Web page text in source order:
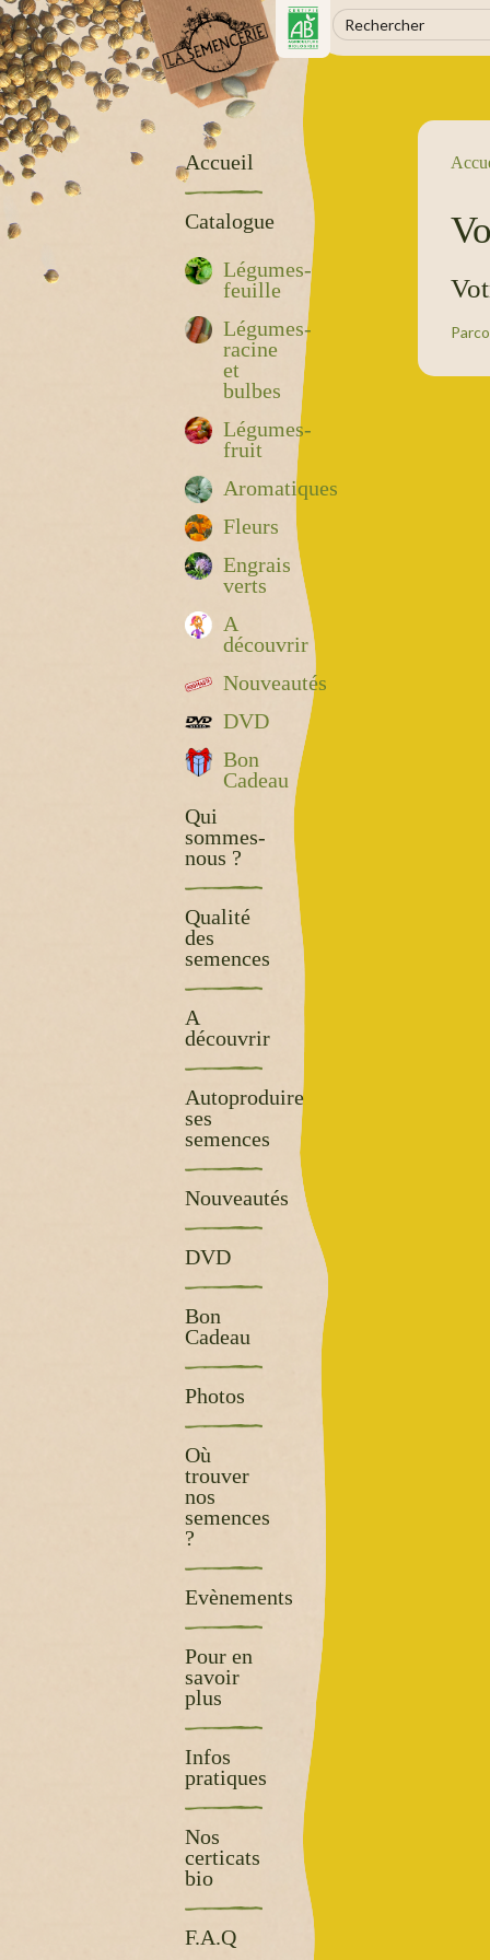
Accueil
Catalogue
Légumes-
feuille
Légumes-
racine
et
bulbes
Légumes-
fruit
Aromatiques
Fleurs
Engrais
verts
A
découvrir
Nouveautés
DVD
Bon
Cadeau
Qui
sommes-
nous ?
Qualité
des
semences
A
découvrir
Autoproduire
ses
semences
Nouveautés
DVD
Bon
Cadeau
Photos
Où
trouver
nos
semences
?
Evènements
Pour en
savoir
plus
Infos
pratiques
Nos
certicats
bio
F.A.Q